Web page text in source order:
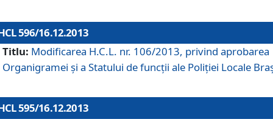
596/16.12.2013
Titlu: Modificarea H.C.L. nr. 106/2013, privind aprobarea
Organigramei şi a Statului de funcţii ale Poliţiei Locale
595/16.12.2013